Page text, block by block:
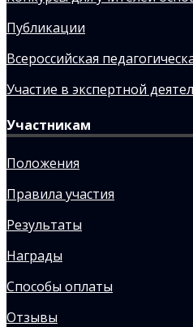
Публикации
Всероссийская
Участие в экспертной
Участникам
Положения
Правила участия
Результаты
Награды
Способы оплаты
Отзывы